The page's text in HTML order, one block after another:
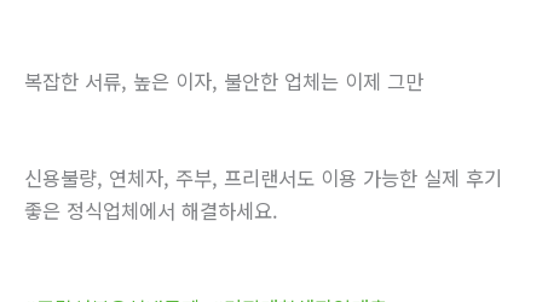
복잡한 서류, 높은 이자, 불안한 업체는 이제 그만
신용불량, 연체자, 주부, 프리랜서도 이용 가능한 실제 후기
좋은 정식업체에서 해결하세요.